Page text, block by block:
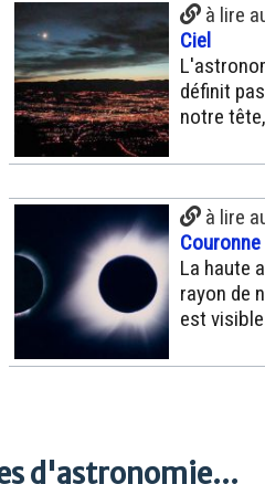
à lire
Ciel
définit
notre
à lire
La haute
rayon de
est
d'astronomie...